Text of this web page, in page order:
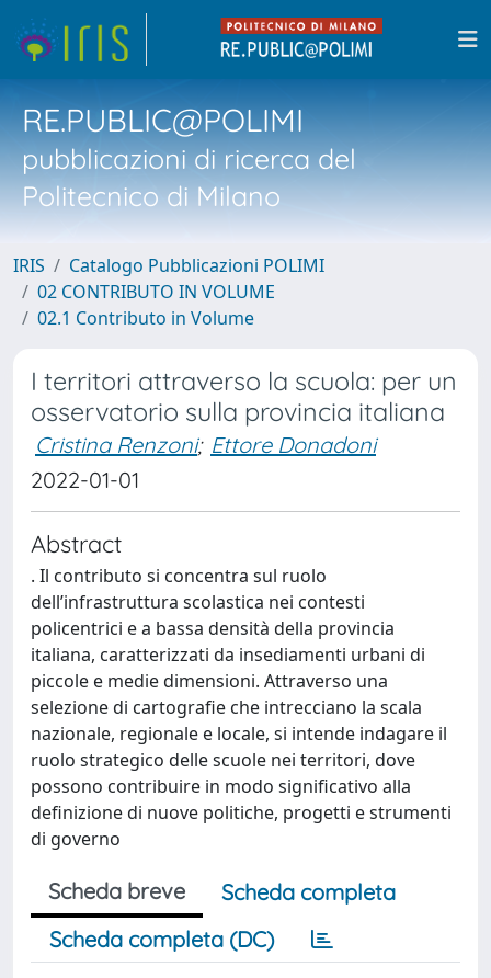
RE.PUBLIC@POLIMI
pubblicazioni di ricerca del
Politecnico di Milano
IRIS
Catalogo Pubblicazioni POLIMI
02 CONTRIBUTO IN VOLUME
02.1 Contributo in Volume
I territori attraverso la scuola: per un
osservatorio sulla provincia italiana
Cristina Renzoni; Ettore Donadoni
2022-01-01
Abstract
. Il contributo si concentra sul ruolo
dell’infrastruttura scolastica nei contesti
policentrici e a bassa densità della provincia
italiana, caratterizzati da insediamenti urbani di
piccole e medie dimensioni. Attraverso una
selezione di cartografie che intrecciano la scala
nazionale, regionale e locale, si intende indagare il
ruolo strategico delle scuole nei territori, dove
possono contribuire in modo significativo alla
definizione di nuove politiche, progetti e strumenti
di governo
Scheda breve
Scheda completa
Scheda completa (DC)